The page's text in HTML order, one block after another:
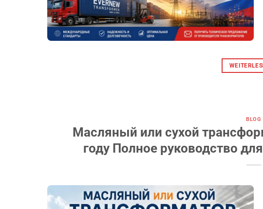
BLOG
Масляный или сухой
году Полное руководство